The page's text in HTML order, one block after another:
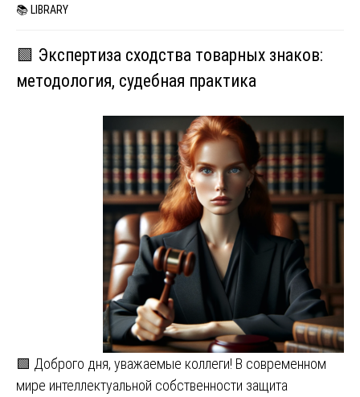
📚 LIBRARY
🟩 Экспертиза сходства товарных знаков:
методология, судебная практика
🟩 Доброго дня, уважаемые коллеги! В современном
мире интеллектуальной собственности защита